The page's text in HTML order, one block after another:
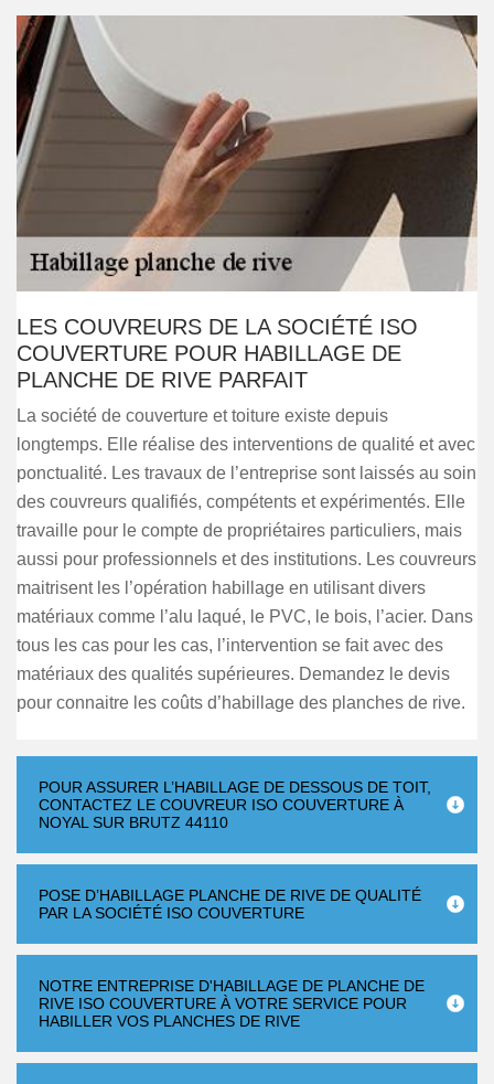
LES COUVREURS DE LA SOCIÉTÉ ISO
COUVERTURE POUR HABILLAGE DE
PLANCHE DE RIVE PARFAIT
La société de couverture et toiture existe depuis
longtemps. Elle réalise des interventions de qualité et avec
ponctualité. Les travaux de l’entreprise sont laissés au soin
des couvreurs qualifiés, compétents et expérimentés. Elle
travaille pour le compte de propriétaires particuliers, mais
aussi pour professionnels et des institutions. Les couvreurs
maitrisent les l’opération habillage en utilisant divers
matériaux comme l’alu laqué, le PVC, le bois, l’acier. Dans
tous les cas pour les cas, l’intervention se fait avec des
matériaux des qualités supérieures. Demandez le devis
pour connaitre les coûts d’habillage des planches de rive.
POUR ASSURER L’HABILLAGE DE DESSOUS DE TOIT,
CONTACTEZ LE COUVREUR ISO COUVERTURE À
NOYAL SUR BRUTZ 44110
POSE D’HABILLAGE PLANCHE DE RIVE DE QUALITÉ
PAR LA SOCIÉTÉ ISO COUVERTURE
NOTRE ENTREPRISE D'HABILLAGE DE PLANCHE DE
RIVE ISO COUVERTURE À VOTRE SERVICE POUR
HABILLER VOS PLANCHES DE RIVE